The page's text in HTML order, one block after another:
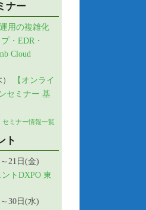
ナー
運用の複雑化
・EDR・
Cloud
【オンライ
セミナー 基
セミナー情報一覧
ト
21日(金)
トDXPO 東
30日(水)